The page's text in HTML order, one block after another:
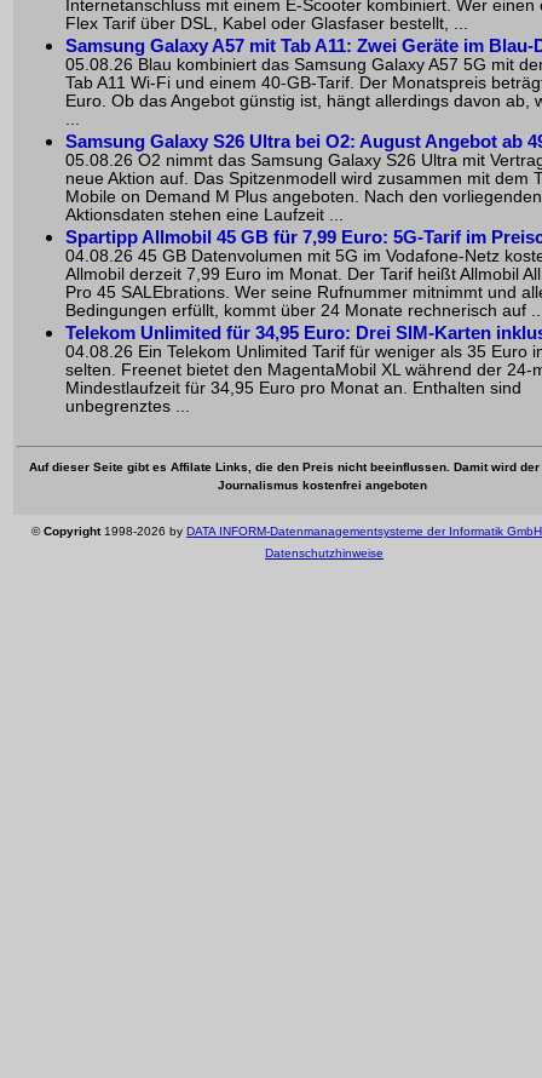
Internetanschluss mit einem E-Scooter kombiniert. Wer einen
Flex Tarif über DSL, Kabel oder Glasfaser bestellt, ...
Samsung Galaxy A57 mit Tab A11: Zwei Geräte im Blau-
05.08.26 Blau kombiniert das Samsung Galaxy A57 5G mit
Tab A11 Wi-Fi und einem 40-GB-Tarif. Der Monatspreis
Euro. Ob das Angebot günstig ist, hängt allerdings davon ab,
Samsung Galaxy S26 Ultra bei O2: August Angebot ab
05.08.26 O2 nimmt das Samsung Galaxy S26 Ultra mit
neue Aktion auf. Das Spitzenmodell wird zusammen mit dem
Mobile on Demand M Plus angeboten. Nach den vorliegenden
Aktionsdaten stehen eine Laufzeit ...
Spartipp Allmobil 45 GB für 7,99 Euro: 5G-Tarif im
04.08.26 45 GB Datenvolumen mit 5G im Vodafone-Netz
Allmobil derzeit 7,99 Euro im Monat. Der Tarif heißt Allmobil
Pro 45 SALEbrations. Wer seine Rufnummer mitnimmt und
Bedingungen erfüllt, kommt über 24 Monate rechnerisch auf
Telekom Unlimited für 34,95 Euro: Drei SIM-Karten
04.08.26 Ein Telekom Unlimited Tarif für weniger als 35 Euro
selten. Freenet bietet den MagentaMobil XL während der 24-
Mindestlaufzeit für 34,95 Euro pro Monat an. Enthalten sind
unbegrenztes ...
Auf dieser Seite gibt es Affilate Links, die den Preis nicht beeinflussen. Damit wird
Journalismus kostenfrei angeboten
©Copyright1998-2026 by DATA INFORM-Datenmanagementsysteme der Informatik GmbH
Datenschutzhinweise